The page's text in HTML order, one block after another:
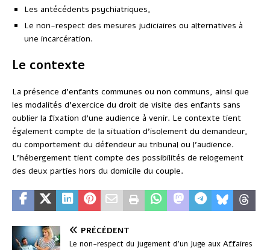
Les antécédents psychiatriques,
Le non-respect des mesures judiciaires ou alternatives à
une incarcération.
Le contexte
La présence d’enfants communes ou non communs, ainsi que
les modalités d’exercice du droit de visite des enfants sans
oublier la fixation d’une audience à venir. Le contexte tient
également compte de la situation d’isolement du demandeur,
du comportement du défendeur au tribunal ou l’audience.
L’hébergement tient compte des possibilités de relogement
des deux parties hors du domicile du couple.
PRÉCÉDENT
Le non-respect du jugement d’un Juge aux Affaires